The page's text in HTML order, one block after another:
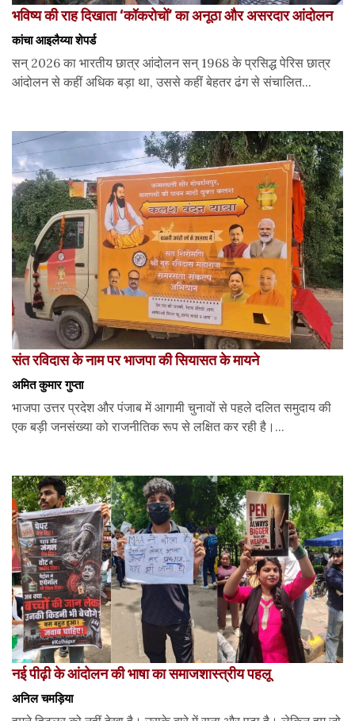
भविष्य की राह दिखाता ‘कॉकरोचों’ का अनूठा और असरदार आंदोलन
कांचा आइलैय्या शेपर्ड
सन् 2026 का भारतीय छात्र आंदोलन सन् 1968 के प्रसिद्ध पेरिस छात्र
आंदोलन से कहीं अधिक बड़ा था, उससे कहीं बेहतर ढंग से संचालित...
संत रविदास के नाम पर भाजपा की सियासत के मायने
अमित कुमार गुप्ता
भाजपा उत्तर प्रदेश और पंजाब में आगामी चुनावों से पहले दलित समुदाय की
एक बड़ी जनसंख्या को राजनीतिक रूप से लक्षित कर रही है।...
नई पीढ़ी के आंदोलन की भाषा का समाजशास्त्रीय पहलू
अनिल चमड़िया